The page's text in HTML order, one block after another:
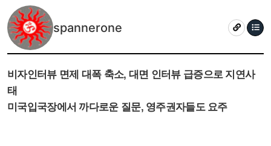
spannerone
비자인터뷰 면제 대폭 축소, 대면 인터뷰 급증으로 지연사
태
미국입국장에서 까다로운 질문, 영주권자들도 요주